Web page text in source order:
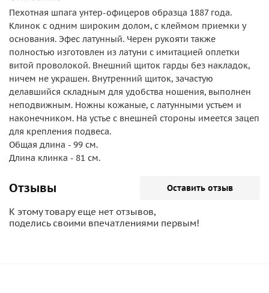
Пехотная шпага унтер-офицеров образца 1887 года.
Клинок с одним широким долом, с клеймом приемки у
основания. Эфес латунный. Черен рукояти также
полностью изготовлен из латуни с имитацией оплетки
витой проволокой. Внешний щиток гарды без накладок,
ничем не украшен. Внутренний щиток, зачастую
делавшийся складным для удобства ношения, выполнен
неподвижным. Ножны кожаные, с латунными устьем и
наконечником. На устье с внешней стороны имеется зацеп
для крепления подвеса.
Общая длина - 99 см.
Длина клинка - 81 см.
Отзывы Оставить отзыв
К этому товару еще нет отзывов,
поделись своими впечатлениями первым!